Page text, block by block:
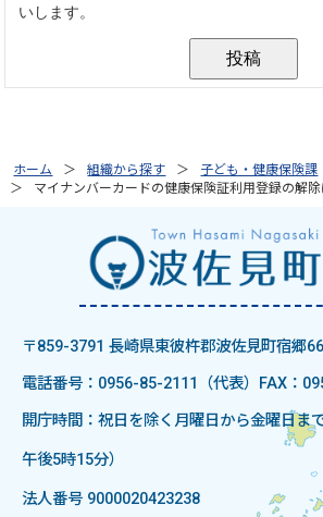
ホーム 組織から探す
子ども・健康保険課
マイナンバーカードの健康保険証利用登録の解
〒859-3791 長崎県東彼杵郡波佐見町宿郷
電話番号：0956-85-2111（代表）
FAX：
開庁時間：祝日を除く月曜日から金曜日ま
午後5時15分）
法人番号 9000020423238